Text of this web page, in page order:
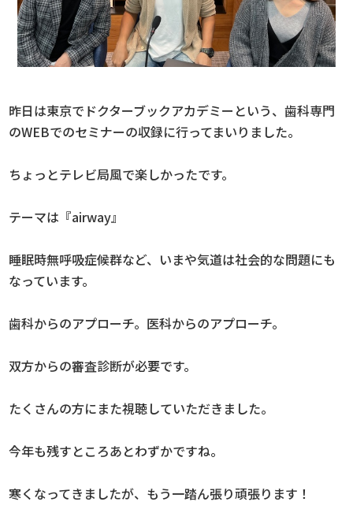
昨日は東京でドクターブックアカデミーという、歯科専門
のWEBでのセミナーの収録に行ってまいりました。
ちょっとテレビ局風で楽しかったです。
テーマは『airway』
睡眠時無呼吸症候群など、いまや気道は社会的な問題にも
なっています。
歯科からのアプローチ。医科からのアプローチ。
双方からの審査診断が必要です。
たくさんの方にまた視聴していただきました。
今年も残すところあとわずかですね。
寒くなってきましたが、もう一踏ん張り頑張ります！